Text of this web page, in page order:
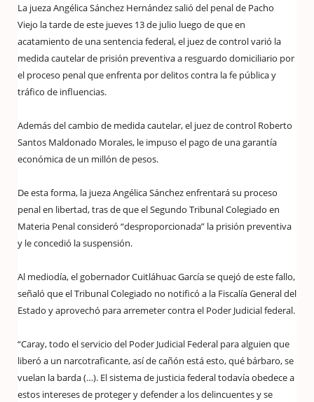
La jueza Angélica Sánchez Hernández salió del penal de Pacho
Viejo la tarde de este jueves 13 de julio luego de que en
acatamiento de una sentencia federal, el juez de control varió la
medida cautelar de prisión preventiva a resguardo domiciliario por
el proceso penal que enfrenta por delitos contra la fe pública y
tráfico de influencias.
Además del cambio de medida cautelar, el juez de control Roberto
Santos Maldonado Morales, le impuso el pago de una garantía
económica de un millón de pesos.
De esta forma, la jueza Angélica Sánchez enfrentará su proceso
penal en libertad, tras de que el Segundo Tribunal Colegiado en
Materia Penal consideró “desproporcionada” la prisión preventiva
y le concedió la suspensión.
Al mediodía, el gobernador Cuitláhuac García se quejó de este fallo,
señaló que el Tribunal Colegiado no notificó a la Fiscalía General del
Estado y aprovechó para arremeter contra el Poder Judicial federal.
“Caray, todo el servicio del Poder Judicial Federal para alguien que
liberó a un narcotraficante, así de cañón está esto, qué bárbaro, se
vuelan la barda (…). El sistema de justicia federal todavía obedece a
estos intereses de proteger y defender a los delincuentes y se